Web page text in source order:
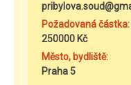
Požadovaná částka:
250000 Kč
Město, bydliště:
Praha 5